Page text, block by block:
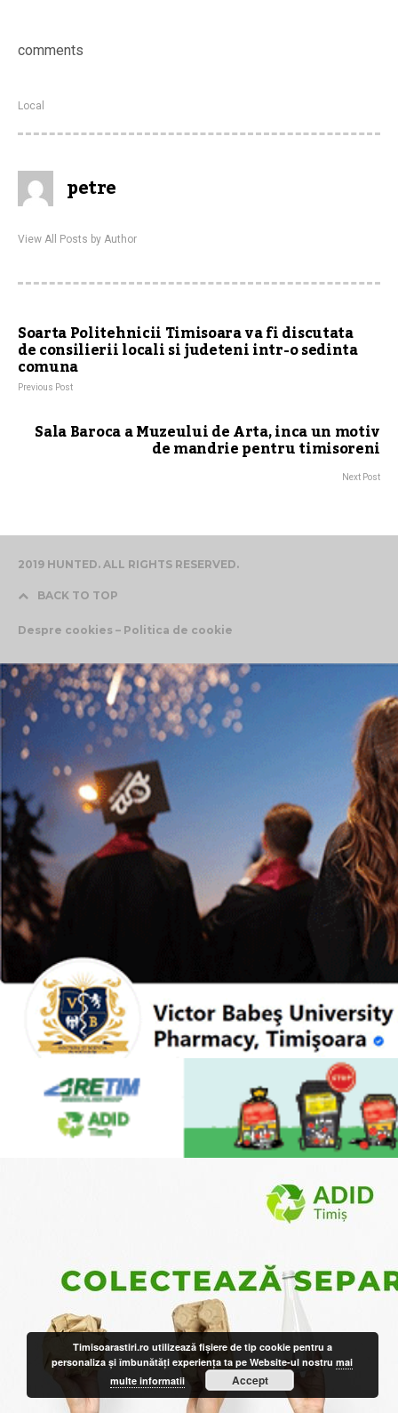
comments
Local
petre
View All Posts by Author
Soarta Politehnicii Timisoara va fi discutata
de consilierii locali si judeteni intr-o sedinta
comuna
Previous Post
Sala Baroca a Muzeului de Arta, inca un motiv
de mandrie pentru timisoreni
Next Post
2019 HUNTED. ALL RIGHTS RESERVED.
BACK TO TOP
Despre cookies – Politica de cookie
Timisoarastiri.ro utilizează fişiere de tip cookie pentru a
personaliza și îmbunătăți experiența ta pe Website-ul nostrumai
multe informatii
Accept